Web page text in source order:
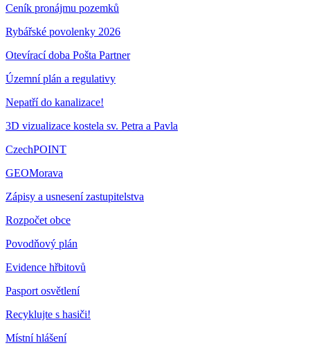
Ceník pronájmu pozemků
Rybářské povolenky 2026
Otevírací doba Pošta Partner
Územní plán a regulativy
Nepatří do kanalizace!
3D vizualizace kostela sv. Petra a Pavla
CzechPOINT
GEOMorava
Zápisy a usnesení zastupitelstva
Rozpočet obce
Povodňový plán
Evidence hřbitovů
Pasport osvětlení
Recyklujte s hasiči!
Místní hlášení